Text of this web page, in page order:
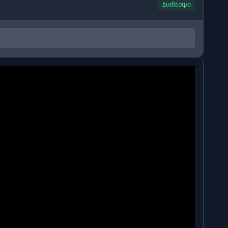
Διαθέσιμο